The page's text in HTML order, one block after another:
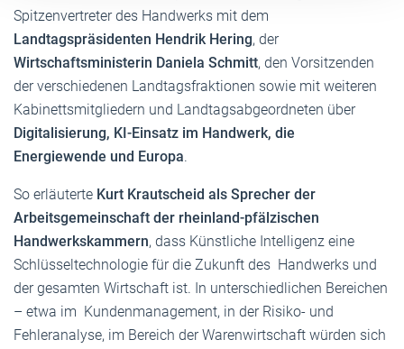
Spitzenvertreter des Handwerks mit dem
Landtagspräsidenten Hendrik Hering, der
Wirtschaftsministerin Daniela Schmitt, den Vorsitzenden
der verschiedenen Landtagsfraktionen sowie mit weiteren
Kabinettsmitgliedern und Landtagsabgeordneten über
Digitalisierung, KI-Einsatz im Handwerk, die
Energiewende und Europa.
So erläuterte Kurt Krautscheid als Sprecher der
Arbeitsgemeinschaft der rheinland-pfälzischen
Handwerkskammern, dass Künstliche Intelligenz eine
Schlüsseltechnologie für die Zukunft des Handwerks und
der gesamten Wirtschaft ist. In unterschiedlichen Bereichen
– etwa im Kundenmanagement, in der Risiko- und
Fehleranalyse, im Bereich der Warenwirtschaft würden sich